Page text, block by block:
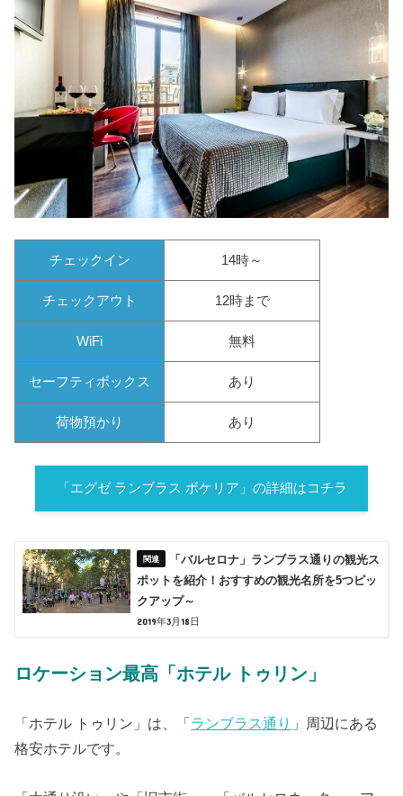
チェックイン 14時～
チェックアウト 12時まで
WiFi 無料
セーフティボックス あり
荷物預かり あり
「エグゼ ランブラス ボケリア」の詳細はコチラ
「バルセロナ」ランブラス通りの観光ス
ポットを紹介！おすすめの観光名所を5つピッ
クアップ～
2019年3月18日
ロケーション最高「ホテル トゥリン」
「ホテル トゥリン」は、「 ランブラス通り 」周辺にある
格安ホテルです。